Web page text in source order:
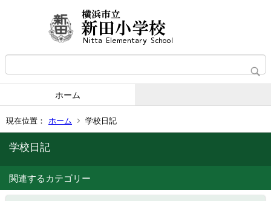
ホーム
現在位置： ホーム 学校日記
学校日記
関連するカテゴリー